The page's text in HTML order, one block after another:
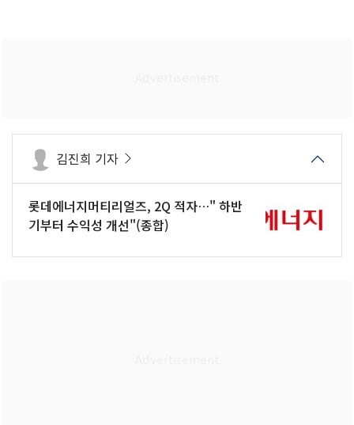
김진희 기자
롯데에너지머티리얼즈, 2Q 적자…" 하반
기부터 수익성 개선"(종합)